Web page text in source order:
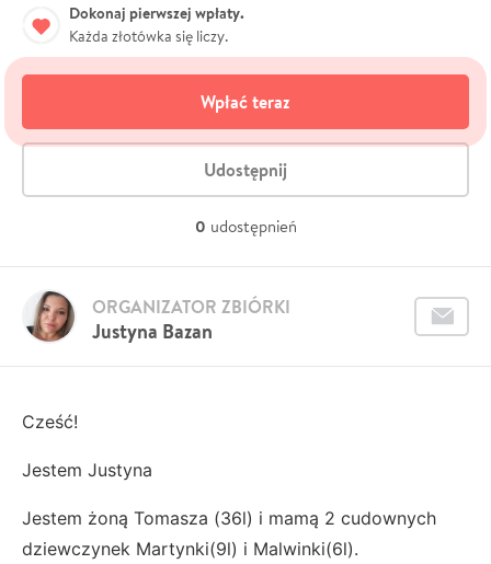
Dokonaj pierwszej wpłaty.
Każda złotówka się liczy.
Wpłać teraz
Udostępnij
0 udostępnień
Justyna Bazan
ORGANIZATOR ZBIÓRKI
Cześć!
Jestem Justyna
Jestem żoną Tomasza (36l) i mamą 2 cudownych
dziewczynek Martynki(9l) i Malwinki(6l).